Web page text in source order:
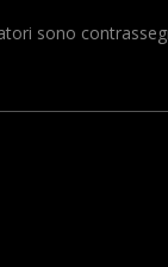
sono